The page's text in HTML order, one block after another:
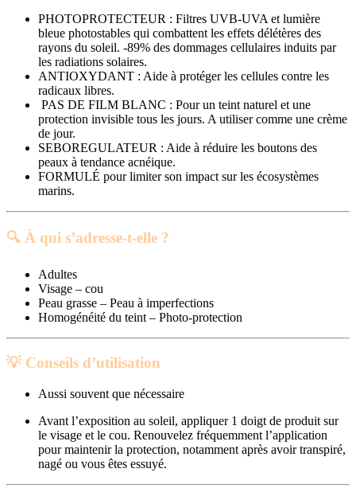
PHOTOPROTECTEUR : Filtres UVB-UVA et lumière
bleue photostables qui combattent les effets délétères des
rayons du soleil. -89% des dommages cellulaires induits par
les radiations solaires.
ANTIOXYDANT : Aide à protéger les cellules contre les
radicaux libres.
PAS DE FILM BLANC : Pour un teint naturel et une
protection invisible tous les jours. A utiliser comme une crème
de jour.
SEBOREGULATEUR : Aide à réduire les boutons des
peaux à tendance acnéique.
FORMULÉ pour limiter son impact sur les écosystèmes
marins.
🔍 À qui s’adresse-t-elle ?
Adultes
Visage – cou
Peau grasse – Peau à imperfections
Homogénéité du teint – Photo-protection
💡 Conseils d’utilisation
Aussi souvent que nécessaire
Avant l’exposition au soleil, appliquer 1 doigt de produit sur
le visage et le cou. Renouvelez fréquemment l’application
pour maintenir la protection, notamment après avoir transpiré,
nagé ou vous êtes essuyé.